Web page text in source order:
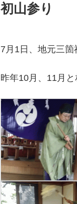
初山参り
7月1日、地元三箇
昨年10月、11月